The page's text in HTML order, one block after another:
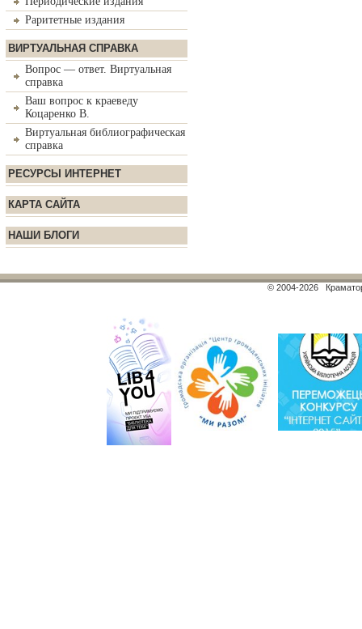
Раритетные издания
ВИРТУАЛЬНАЯ СПРАВКА
Вопрос — ответ. Виртуальная
справка
Ваш вопрос к краеведу
Коцаренко В.
Виртуальная библиографическая
справка
РЕСУРСЫ ИНТЕРНЕТ
КАРТА САЙТА
НАШИ БЛОГИ
© 2004-2026